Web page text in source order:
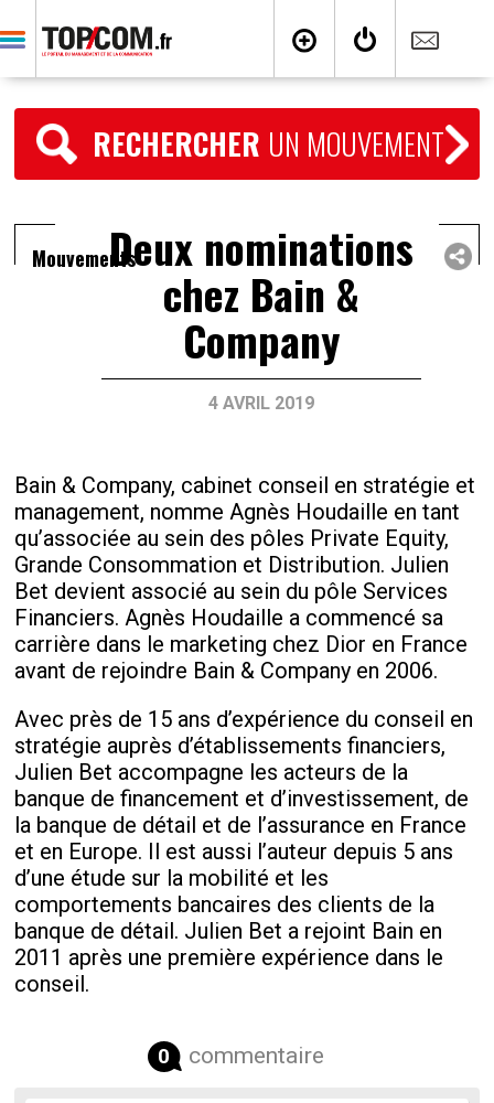
RECHERCHER UN MOUVEMENT
MouvementsDeux nominations
chez Bain &
Company
4 AVRIL 2019
Bain & Company, cabinet conseil en stratégie et
management, nomme Agnès Houdaille en tant
qu’associée au sein des pôles Private Equity,
Grande Consommation et Distribution. Julien
Bet devient associé au sein du pôle Services
Financiers. Agnès Houdaille a commencé sa
carrière dans le marketing chez Dior en France
avant de rejoindre Bain & Company en 2006.
Avec près de 15 ans d’expérience du conseil en
stratégie auprès d’établissements financiers,
Julien Bet accompagne les acteurs de la
banque de financement et d’investissement, de
la banque de détail et de l’assurance en France
et en Europe. Il est aussi l’auteur depuis 5 ans
d’une étude sur la mobilité et les
comportements bancaires des clients de la
banque de détail. Julien Bet a rejoint Bain en
2011 après une première expérience dans le
conseil.
0 commentaire